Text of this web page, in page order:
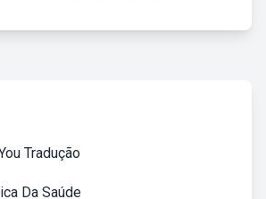
Tradução
Da Saúde